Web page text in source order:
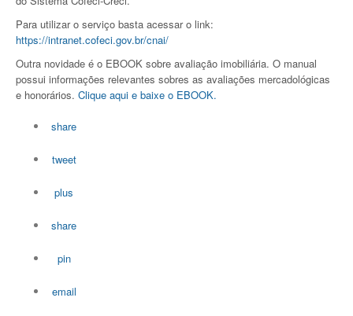
Para utilizar o serviço basta acessar o link:
https://intranet.cofeci.gov.br/cnai/
Outra novidade é o EBOOK sobre avaliação imobiliária. O manual
possui informações relevantes sobres as avaliações mercadológicas
e honorários. Clique aqui e baixe o EBOOK.
share
tweet
plus
share
pin
email